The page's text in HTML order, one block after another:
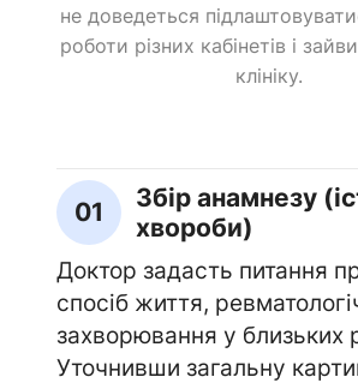
не доведеться
роботи різних кабінетів і
клініку.
01
Збір анамнезу
хвороби)
Доктор задасть питання
спосіб життя,
захворювання у близьких
Уточнивши загальну